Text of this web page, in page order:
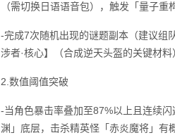
（需切换日语语音包），触发「量子重
-完成7次随机出现的谜题副本（建议组
涉者·核心】（合成逆天头盔的关键材料
2.数值阈值突破
-当角色暴击率叠加至87%以上且连续
渊」底层，击杀精英怪「赤炎魔将」有